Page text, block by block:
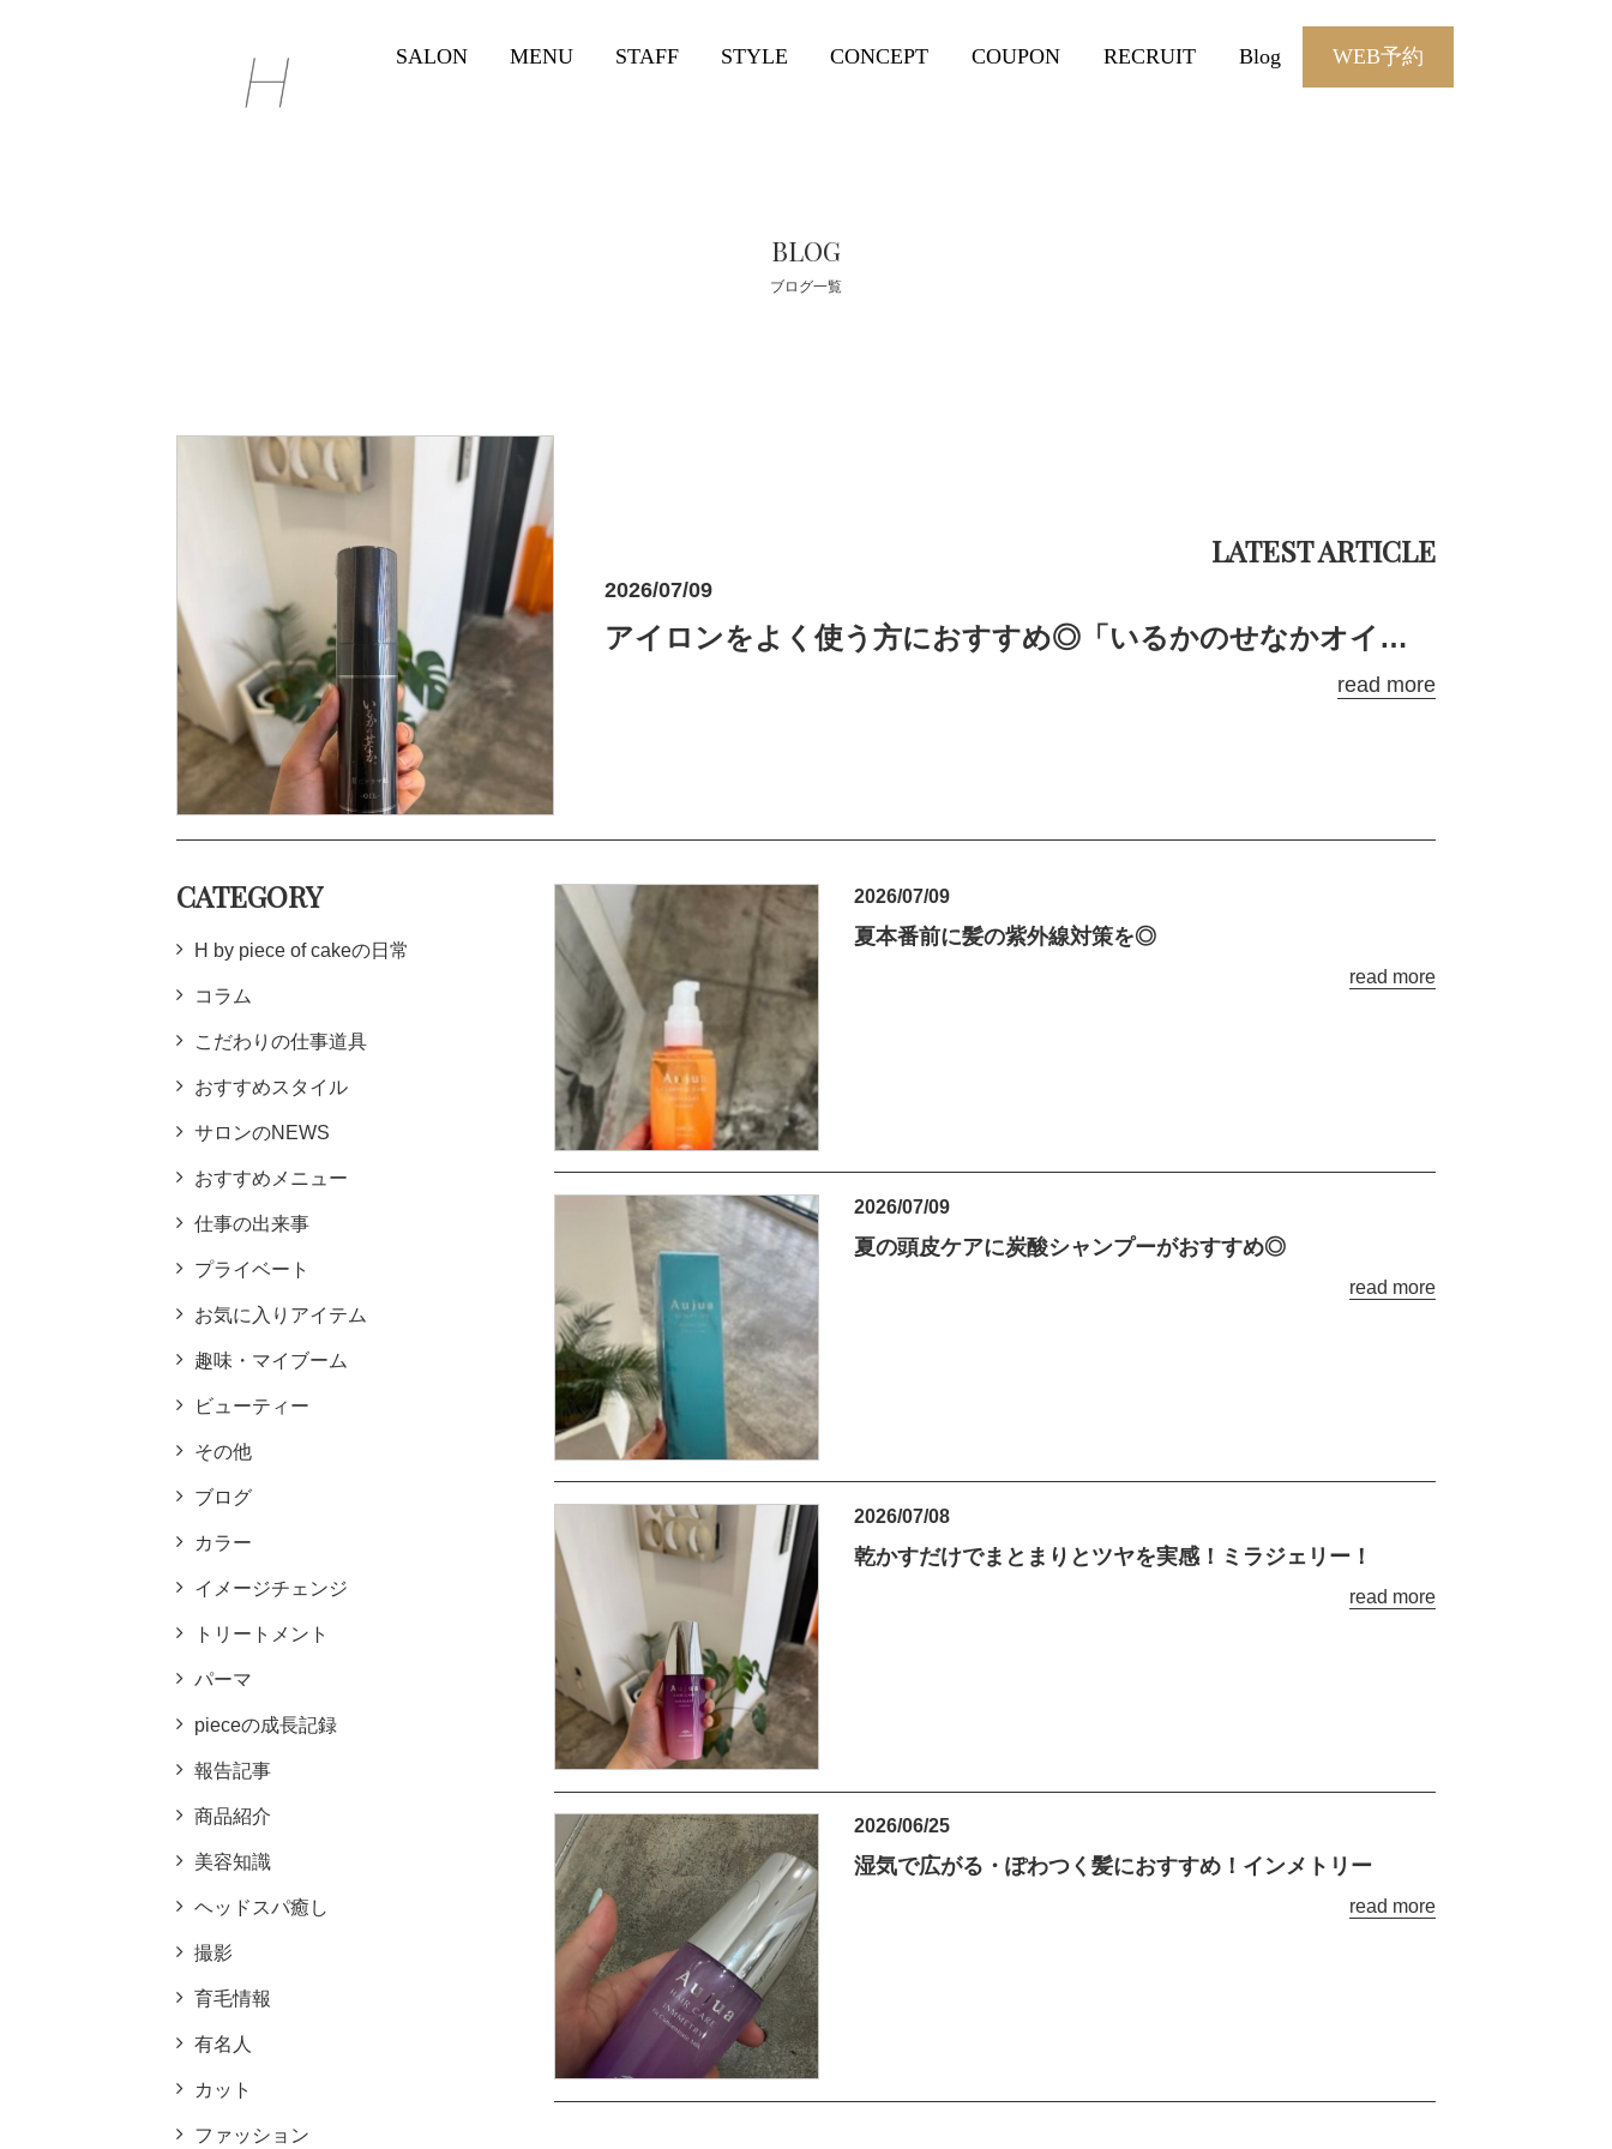
SALON MENU STAFF STYLE CONCEPT COUPON RECRUIT Blog WEB予約
BLOG
ブログ一覧
2026/07/09
アイロンをよく使う方におすすめ◎「いるかのせなかオイル」
read more
2026/07/09
夏本番前に髪の紫外線対策を◎
read more
2026/07/09
夏の頭皮ケアに炭酸シャンプーがおすすめ◎
read more
2026/07/08
乾かすだけでまとまりとツヤを実感！ミラジェリー！
read more
2026/06/25
湿気で広がる・ぽわつく髪におすすめ！インメトリー
read more
CATEGORY
H by piece of cakeの日常
コラム
こだわりの仕事道具
おすすめスタイル
サロンのNEWS
おすすめメニュー
仕事の出来事
プライベート
お気に入りアイテム
趣味・マイブーム
ビューティー
その他
ブログ
カラー
イメージチェンジ
トリートメント
パーマ
pieceの成長記録
報告記事
商品紹介
美容知識
ヘッドスパ癒し
撮影
育毛情報
有名人
カット
ファッション